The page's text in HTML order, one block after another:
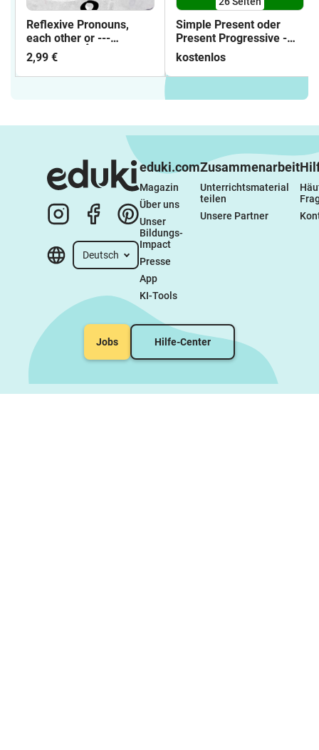
Reflexive Pronouns,
each other or ---
Interactive 👆
2,99 €
Simple Present oder
Present Progressive -
Arbeitsblätter mit
Lösungen
kostenlos
Deutsch
eduki.com
Magazin
Über uns
Unser
Bildungs-
Impact
Presse
App
KI-Tools
Zusammenarbeit
Unterrichtsmaterial
teilen
Unsere Partner
Jobs Hilfe-Center